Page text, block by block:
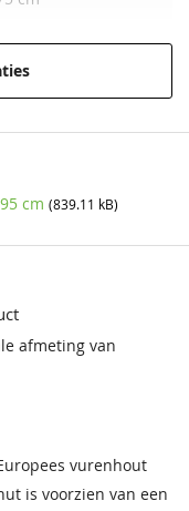
berging
Wit
cm (839.11 kB)
afmeting van
vurenhout
is voorzien van een